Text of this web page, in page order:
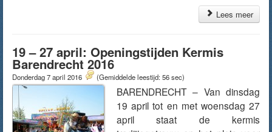
Lees meer
19 – 27 april: Openingstijden Kermis
Barendrecht 2016
Donderdag 7 april 2016 (Gemiddelde leestijd: 56 sec)
BARENDRECHT – Van dinsdag
19 april tot en met woensdag 27
april staat de kermis